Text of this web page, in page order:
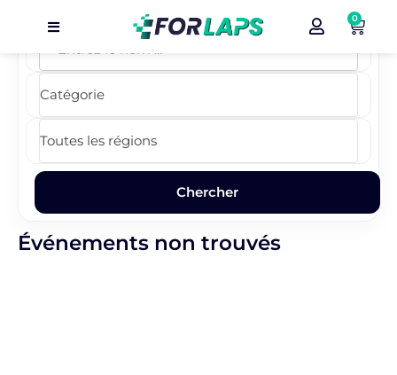
Carte
Événements
Localisation
0
Événements non trouvés